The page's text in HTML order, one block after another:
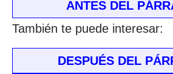
ANTES DEL
También te puede interesar:
DESPUÉS DEL